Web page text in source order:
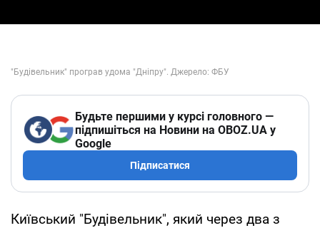
Будьте першими у курсі головного —
підпишіться на Новини на OBOZ.UA у
Google
Підписатися
Київський "Будівельник", який через два з